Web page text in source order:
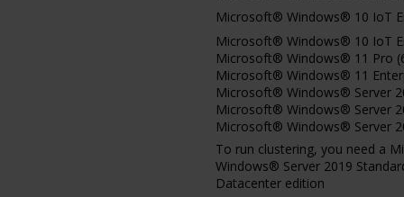
Microsoft® Windows® 10 IoT
Microsoft® Windows® 10 IoT
Microsoft® Windows® 11 Pro
Microsoft® Windows® 11
Microsoft® Windows® Server
Microsoft® Windows® Server
Microsoft® Windows® Server
To run clustering, you need a
Windows® Server 2019
Datacenter edition